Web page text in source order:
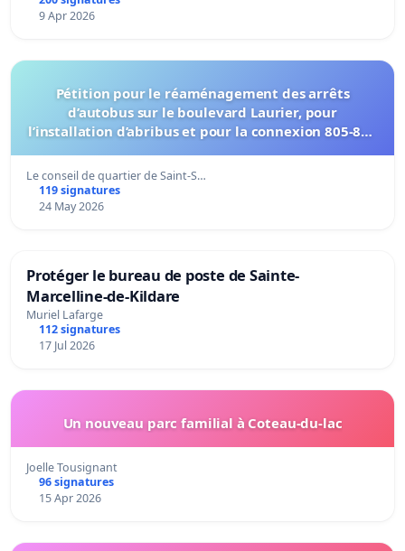
9 Apr 2026
Pétition pour le réaménagement des arrêts
d’autobus sur le boulevard Laurier, pour
l’installation d’abribus et pour la connexion 805-802
Le conseil de quartier de Saint-S…
119 signatures
24 May 2026
Protéger le bureau de poste de Sainte-
Marcelline-de-Kildare
Muriel Lafarge
112 signatures
17 Jul 2026
Un nouveau parc familial à Coteau-du-lac
Joelle Tousignant
96 signatures
15 Apr 2026